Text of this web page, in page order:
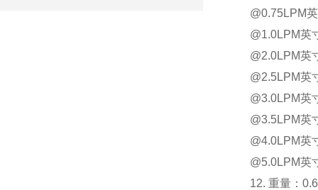
@0.75LPM
@1.0LPM英
@2.0LPM英
@2.5LPM
@3.0LPM英
@3.5LPM
@4.0LPM英
@5.0LPM英
12. 重量：